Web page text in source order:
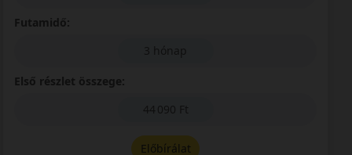
Futamidő:
3 hónap
Első részlet összege:
44 090 Ft
Előbírálat